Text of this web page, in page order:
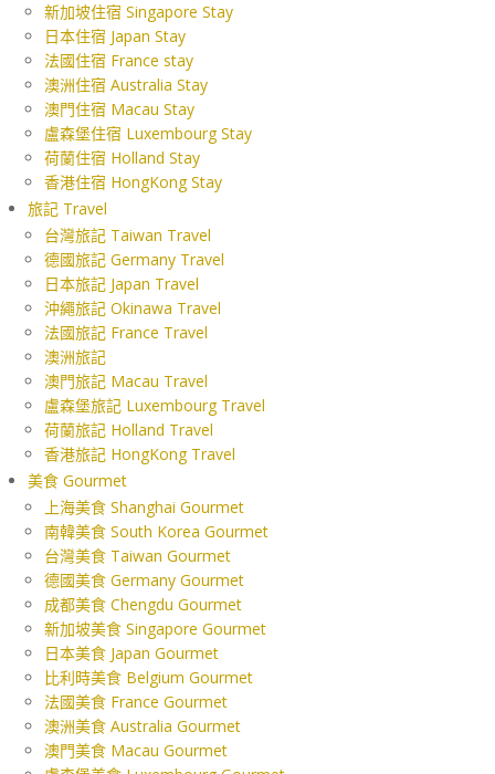
新加坡住宿 Singapore Stay
日本住宿 Japan Stay
法國住宿 France stay
澳洲住宿 Australia Stay
澳門住宿 Macau Stay
盧森堡住宿 Luxembourg Stay
荷蘭住宿 Holland Stay
香港住宿 HongKong Stay
旅記 Travel
台灣旅記 Taiwan Travel
德國旅記 Germany Travel
日本旅記 Japan Travel
沖繩旅記 Okinawa Travel
法國旅記 France Travel
澳洲旅記
澳門旅記 Macau Travel
盧森堡旅記 Luxembourg Travel
荷蘭旅記 Holland Travel
香港旅記 HongKong Travel
美食 Gourmet
上海美食 Shanghai Gourmet
南韓美食 South Korea Gourmet
台灣美食 Taiwan Gourmet
德國美食 Germany Gourmet
成都美食 Chengdu Gourmet
新加坡美食 Singapore Gourmet
日本美食 Japan Gourmet
比利時美食 Belgium Gourmet
法國美食 France Gourmet
澳洲美食 Australia Gourmet
澳門美食 Macau Gourmet